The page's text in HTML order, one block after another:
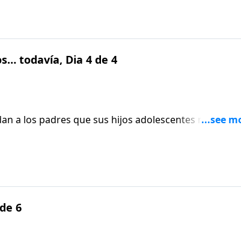
todavía, Dia 4 de 4
a los padres que sus hijos adolescentes no son
6